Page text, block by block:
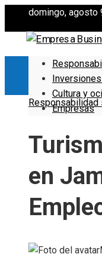
domingo, agosto
Cultura y
Empresas
Responsabilidad
en